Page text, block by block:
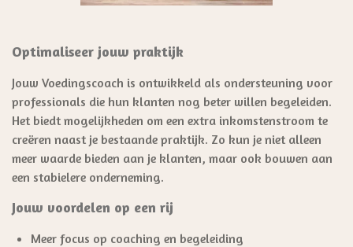
Optimaliseer jouw praktijk
Jouw Voedingscoach is ontwikkeld als ondersteuning voor
professionals die hun klanten nog beter willen begeleiden.
Het biedt mogelijkheden om een extra inkomstenstroom te
creëren naast je bestaande praktijk. Zo kun je niet alleen
meer waarde bieden aan je klanten, maar ook bouwen aan
een stabielere onderneming.
Jouw voordelen op een rij
Meer focus op coaching en begeleiding